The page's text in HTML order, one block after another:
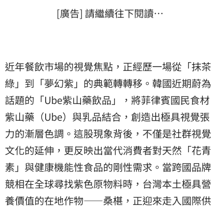
[廣告] 請繼續往下閱讀…
近年餐飲市場的視覺焦點，正經歷一場從「抹茶
綠」到「夢幻紫」的典範轉轉移。韓國近期蔚為
話題的「Ube紫山藥飲品」，將菲律賓國民食材
紫山藥（Ube）與乳品結合，創造出極具視覺張
力的漸層色調。這股現象背後，不僅是社群視覺
文化的延伸，更反映出當代消費者對天然「花青
素」與健康機能性食品的剛性需求。當跨國品牌
競相在全球尋找紫色原物料時，台灣本土極具營
養價值的在地作物——桑椹，正迎來走入國際供